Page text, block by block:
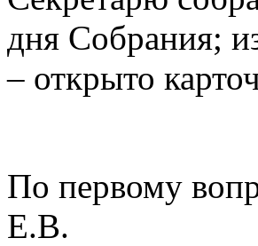
дня Собрания;
– открыто
По первому
Е.В.